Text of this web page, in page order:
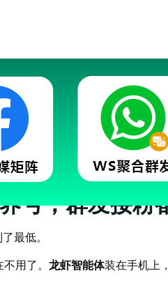
统重磅更新：
号，群发接粉
最低。
用了。 龙虾智能体装在手机上